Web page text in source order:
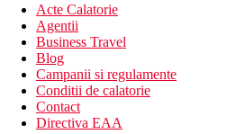
Acte Calatorie
Agentii
Business Travel
Blog
Campanii si regulamente
Conditii de calatorie
Contact
Directiva EAA